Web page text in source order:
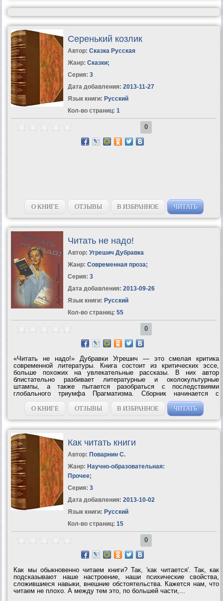
Серенький козлик
Автор: Сказка Русская
Жанр: Сказки;
Серия: 3
Дата добавления: 2013-11-27
Язык книги: Русский
Кол-во страниц: 1
0
О КНИГЕ ОТЗЫВЫ В ИЗБРАННОЕ ЧИТАТЬ
Читать не надо!
Автор: Угрешич Дубравка
Жанр: Современная проза;
Серия: 3
Дата добавления: 2013-09-26
Язык книги: Русский
Кол-во страниц: 55
0
«Читать не надо!» Дубравки Угрешич — это смелая критика
современной литературы. Книга состоит из критических эссе,
больше похожих на увлекательные рассказы. В них автор
блистательно разбивает литературные и околокультурные
штампы, а также пытается разобраться с последствиями
глобального триумфа Прагматизма. Сборник начинается с
остроумной критики книгоиздательского дела, от которой Угрешич
переходит к гораздо более серьезным...
О КНИГЕ ОТЗЫВЫ В ИЗБРАННОЕ ЧИТАТЬ
Как читать книги
Автор: Поварнин С.
Жанр: Научно-образовательная:
Прочее;
Серия: 3
Дата добавления: 2013-10-02
Язык книги: Русский
Кол-во страниц: 15
0
Как мы обыкновенно читаем книги? Так, 'как читается'. Так, как
подсказывают наше настроение, наши психические свойства,
сложившиеся навыки, внешние обстоятельства. Кажется нам, что
читаем не плохо. А между тем это, по большей части,...